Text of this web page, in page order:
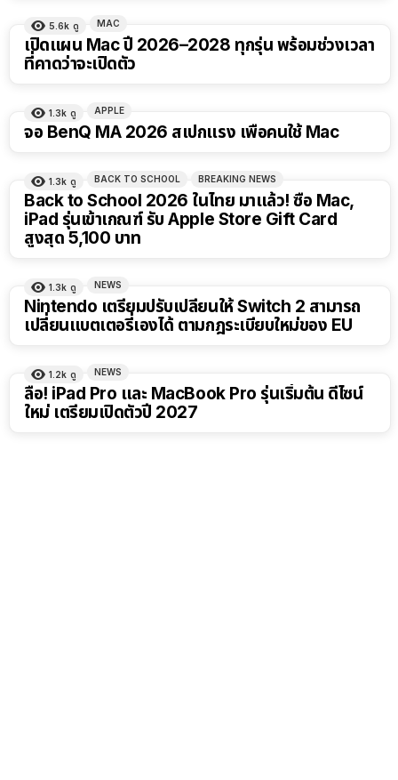
5.6k ดู MAC
เปิดแผน Mac ปี 2026–2028 ทุกรุ่น พร้อมช่วงเวลา
ที่คาดว่าจะเปิดตัว
1.3k ดู APPLE
จอ BenQ MA 2026 สเปกแรง เพื่อคนใช้ Mac
1.3k ดู BACK TO SCHOOL BREAKING NEWS
Back to School 2026 ในไทย มาแล้ว! ซื้อ Mac,
iPad รุ่นเข้าเกณฑ์ รับ Apple Store Gift Card
สูงสุด 5,100 บาท
1.3k ดู NEWS
Nintendo เตรียมปรับเปลี่ยนให้ Switch 2 สามารถ
เปลี่ยนแบตเตอรี่เองได้ ตามกฎระเบียบใหม่ของ EU
1.2k ดู NEWS
ลือ! iPad Pro และ MacBook Pro รุ่นเริ่มต้น ดีไซน์
ใหม่ เตรียมเปิดตัวปี 2027